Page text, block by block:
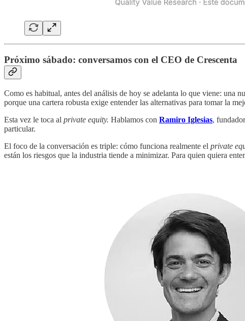
Próximo sábado: conversamos con el CEO de Crescenta
Como es habitual, antes del análisis de hoy se adelanta lo que viene: una
porque una cartera robusta exige entender las alternativas para tomar la
Esta vez le toca al private equity. Hablamos con Ramiro Iglesias,
particular.
El foco de la conversación es triple: cómo funciona realmente el private
están los riesgos que la industria tiende a minimizar. Para quien quiera